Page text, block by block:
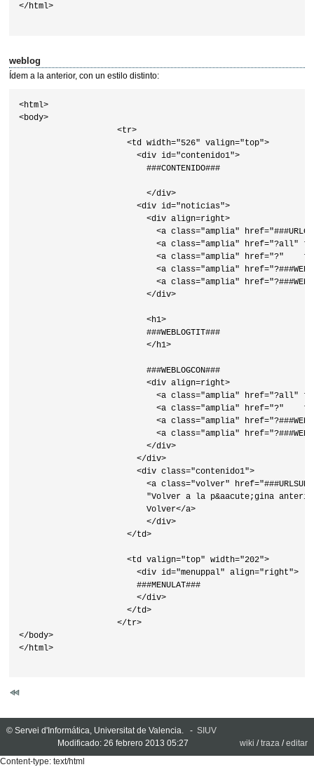
</html>
weblog
Ídem a la anterior, con un estilo distinto:
<html>
<body>
                    <tr>
                      <td width="526" valign="top">
                        <div id="contenido1">
                          ###CONTENIDO###
                          </div>
                        <div id="noticias">
                          <div align=right>
<a class="amplia"
<a class="amplia" href="?all"
<a class="amplia" href="?"
<a class="amplia"
<a class="amplia"
                          </div>
                          <h1>
                          ###WEBLOGTIT###
                          </h1>
                          ###WEBLOGCON###
                          <div align=right>
<a class="amplia" href="?all"
<a class="amplia" href="?"
<a class="amplia"
<a class="amplia"
                          </div>
                        </div>
                        <div class="contenido1">
<a class="volver"
"Volver a la p&aacute;gina
                          Volver</a>
                          </div>
                      </td>
                      <td valign="top" width="202">
                        <div id="menuppal" align="right">
                        ###MENULAT###
                        </div>
                      </td>
                    </tr>
</body>
</html>
© Servei d'Informática, Universitat de Valencia. - SIUV
Modificado: 26 febrero 2013 05:27
wiki /traza /editar
Content-type: text/html